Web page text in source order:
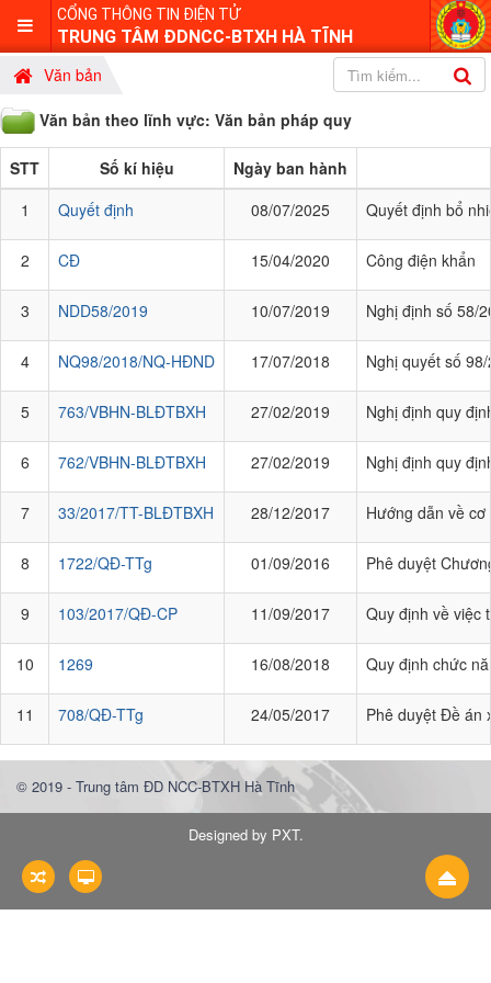
CỔNG THÔNG TIN ĐIỆN TỬ
TRUNG TÂM ĐDNCC-BTXH HÀ TĨNH
Văn bản
Văn bản theo lĩnh vực: Văn bản pháp quy
STT Số kí hiệu
Ngày ban hành
1
Quyết định 08/07/2025 Quyết định bổ
2 CĐ 15/04/2020 Công điện khẩn
3 NDD58/2019 10/07/2019 Nghị định số 58/
4 NQ98/2018/NQ-HĐND 17/07/2018 Nghị quyết số
5 763/VBHN-BLĐTBXH 27/02/2019 Nghị định quy
6 762/VBHN-BLĐTBXH 27/02/2019 Nghị định quy
7 33/2017/TT-BLĐTBXH 28/12/2017 Hướng dẫn về
8 1722/QĐ-TTg 01/09/2016 Phê duyệt
9 103/2017/QĐ-CP 11/09/2017 Quy định về việc
10 1269 16/08/2018 Quy định chức
11 708/QĐ-TTg 24/05/2017 Phê duyệt Đề án
© 2019 - Trung tâm ĐD NCC-BTXH Hà Tĩnh
Designed by PXT.